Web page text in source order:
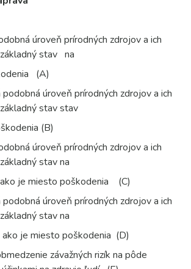
úroveň prírodných zdrojov a ich
stav na
(A)
úroveň prírodných zdrojov a ich
stav stav
(B)
úroveň prírodných zdrojov a ich
stav na
je miesto poškodenia (C)
úroveň prírodných zdrojov a ich
stav na
je miesto poškodenia (D)
závažných rizík na pôde